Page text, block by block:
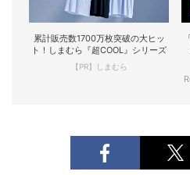
累計販売数1700万枚突破の大ヒッ
ト！しまむら『超COOL』シリーズ
【PR】しまむら